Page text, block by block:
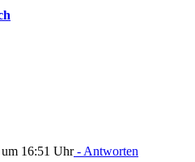
16:51 Uhr- Antworten